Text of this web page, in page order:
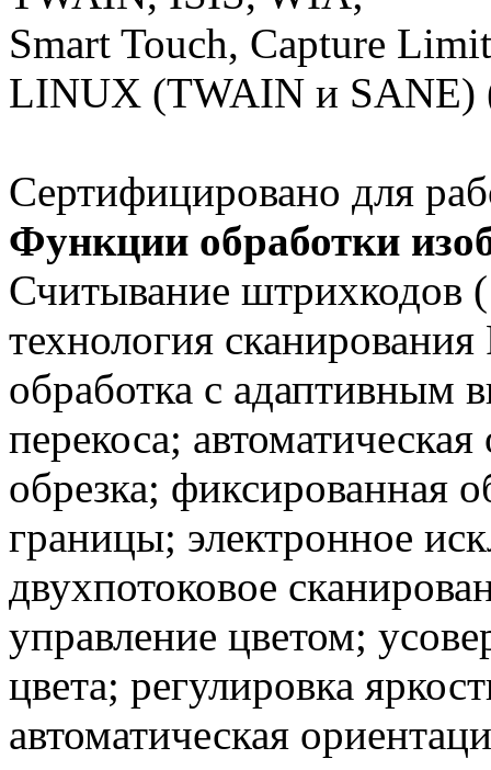
Smart Touch, Capture
LINUX (TWAIN и SANE)
Сертифицировано для
Функции обработки
Считывание штрихкодов
технология
обработка с адаптивным
перекоса;
обрезка; фиксированная
границы; электронное
двухпотоковое
управление цветом;
цвета; регулировка
автоматическая